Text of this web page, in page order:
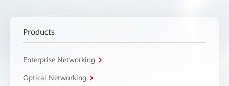
Products
Enterprise Networking
Optical Networking